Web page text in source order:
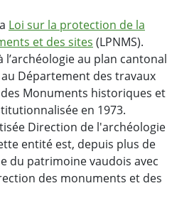
Loi sur la protection de la
et des sites (LPNMS).
au plan cantonal
Département des travaux
Monuments historiques et
en 1973.
Direction de l'archéologie
entité est, depuis plus de
du patrimoine vaudois avec
des monuments et des